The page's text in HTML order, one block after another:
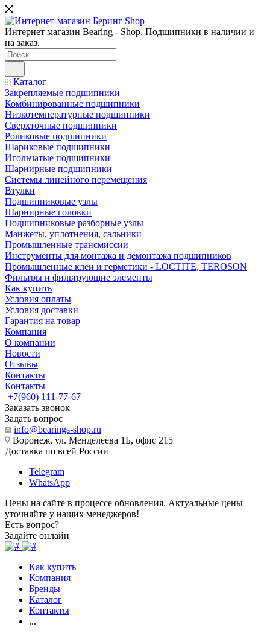
Интернет магазин Bearing - Shop. Подшипники в наличии и
на заказ.
Каталог
Закрепляемые подшипники
Комбинированные подшипники
Низкотемпературные подшипники
Сверхточные подшипники
Роликовые подшипники
Шариковые подшипники
Игольчатые подшипники
Шарнирные подшипники
Системы линейного перемещения
Втулки
Подшипниковые узлы
Шарнирные головки
Подшипниковые разборные узлы
Манжеты, уплотнения, сальники
Промышленные трансмиссии
Инструменты для монтажа и демонтажа подшипников
Промышленные клеи и герметики - LOCTITE, TEROSON
Фильтры и фильтрующие элементы
Как купить
Условия оплаты
Условия доставки
Гарантия на товар
Компания
О компании
Новости
Отзывы
Контакты
Контакты
+7(960) 111-77-67
Заказать звонок
Задать вопрос
info@bearings-shop.ru
Воронеж, ул. Менделеева 1Б, офис 215
Доставка по всей России
Telegram
WhatsApp
Цены на сайте в процессе обновления. Актуальные цены
уточняйте у наших менеджеров!
Есть вопрос?
Задайте онлайн
Как купить
Компания
Бренды
Каталог
Контакты
...